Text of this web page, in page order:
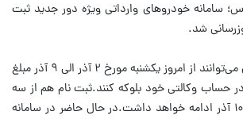
سامانه خودروهای وارداتی ویژه دور جدید ثبت
شد.
براین اساس متقاضیان می‌توانند از امروز یکشنبه مورخ ۲ آذر الی ۹ آذر مبلغ
در حساب وکالتی خود بلوکه کنند.ثبت نام هم از سه
شنبه ۴ آذر تا دوشنبه ۱۰ آذر ادامه خواهد داشت.در حال حاضر در سامانه